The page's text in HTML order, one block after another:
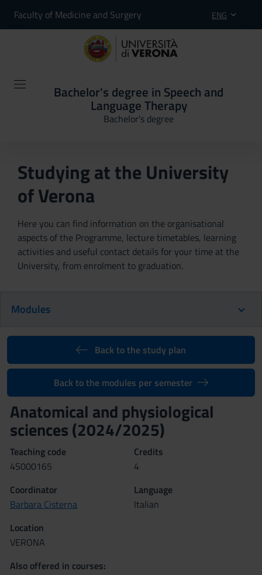
Faculty of Medicine and Surgery ENG
Bachelor's degree in Speech and
Language Therapy
Bachelor's degree
Studying at the University
of Verona
Here you can find information on the organisational
aspects of the Programme, lecture timetables, learning
activities and useful contact details for your time at the
University, from enrolment to graduation.
Modules
Back to the study plan
Back to the modules per semester
Anatomical and physiological
sciences (2024/2025)
Teaching code
4S000165
Credits
4
Coordinator
Barbara Cisterna
Language
Italian
Location
VERONA
Also offered in courses: